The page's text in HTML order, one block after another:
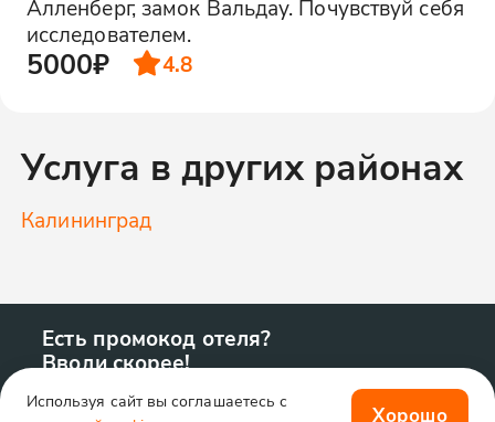
Алленберг, замок Вальдау. Почувствуй себя
исследователем.
5000₽ 4.8
Услуга в других районах
Калининград
Есть промокод отеля?
Вводи скорее!
Используя сайт вы соглашаетесь с
Хорошо